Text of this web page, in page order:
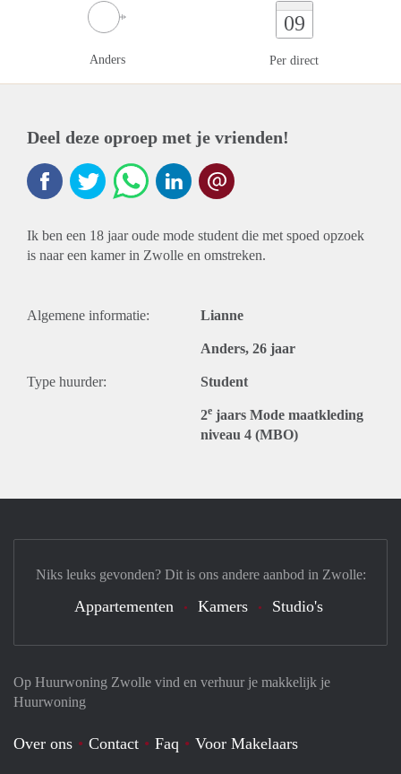
Anders
09
Per direct
Deel deze oproep met je vrienden!
Ik ben een 18 jaar oude mode student die met spoed opzoek
is naar een kamer in Zwolle en omstreken.
Algemene informatie: Lianne
Anders, 26 jaar
Type huurder: Student
2e jaars Mode maatkleding
niveau 4 (MBO)
Op Huurwoning Zwolle vind en verhuur je makkelijk je
Huurwoning
Over ons Contact Faq
Voor Makelaars
Niks leuks gevonden? Dit is ons andere aanbod in Zwolle:
Appartementen Kamers Studio's